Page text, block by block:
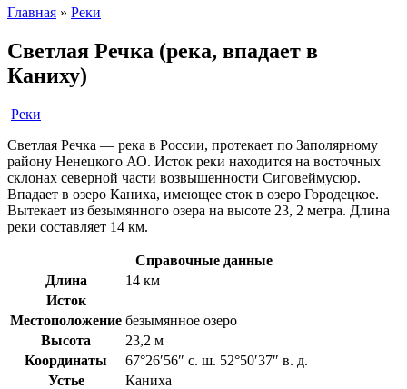
Главная » Реки
Светлая Речка (река, впадает в
Каниху)
Реки
Светлая Речка — река в России, протекает по Заполярному
району Ненецкого АО. Исток реки находится на восточных
склонах северной части возвышенности Сиговеймусюр.
Впадает в озеро Каниха, имеющее сток в озеро Городецкое.
Вытекает из безымянного озера на высоте 23, 2 метра. Длина
реки составляет 14 км.
Справочные данные
Длина
14 км
Исток
Местоположение безымянное озеро
Высота
23,2 м
Координаты
67°26′56″ с. ш. 52°50′37″ в. д.
Устье
Каниха